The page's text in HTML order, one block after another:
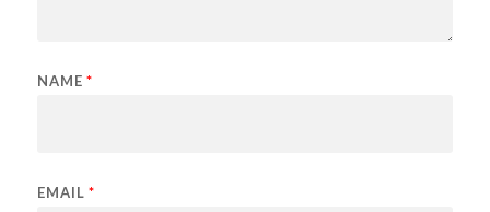
NAME *
EMAIL *